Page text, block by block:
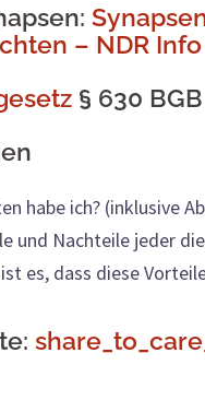
:
– NDR Info
§ 630 BGB
habe ich? (inklusive
und Nachteile jeder
es, dass diese